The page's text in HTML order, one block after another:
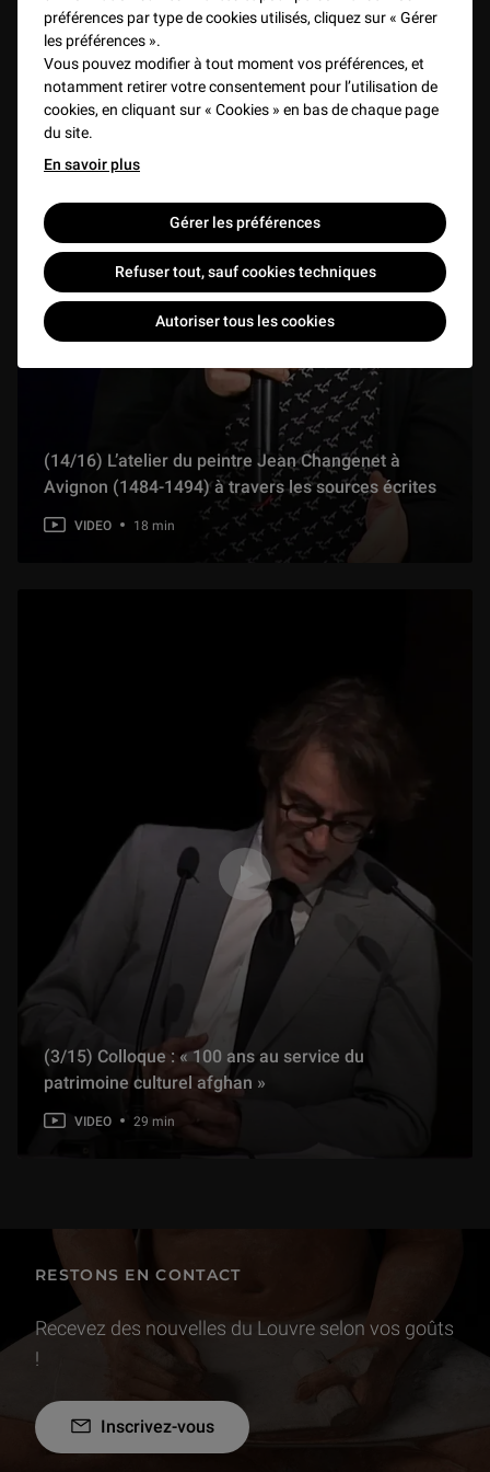
préférences par type de cookies utilisés, cliquez sur « Gérer
les préférences ».
Vous pouvez modifier à tout moment vos préférences, et
notamment retirer votre consentement pour l’utilisation de
cookies, en cliquant sur « Cookies » en bas de chaque page
du site.
En savoir plus
Gérer les préférences
Refuser tout, sauf cookies techniques
Autoriser tous les cookies
(14/16) L’atelier du peintre Jean Changenet à
Avignon (1484-1494) à travers les sources écrites
VIDEO 18 min
(3/15) Colloque : « 100 ans au service du
patrimoine culturel afghan »
VIDEO 29 min
RESTONS EN CONTACT
Recevez des nouvelles du Louvre selon vos goûts
!
Inscrivez-vous